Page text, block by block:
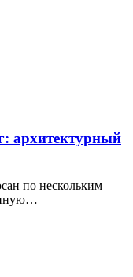
архитектурный
по нескольким